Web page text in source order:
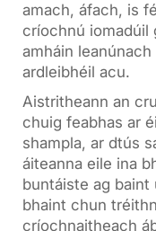
amach, áfach, is
críochnú iomadúil
amháin
ardleibhéil acu.
Aistritheann an
chuig feabhas ar
shampla, ar dtús
áiteanna eile ina
buntáiste ag baint
bhaint chun
críochnaitheach